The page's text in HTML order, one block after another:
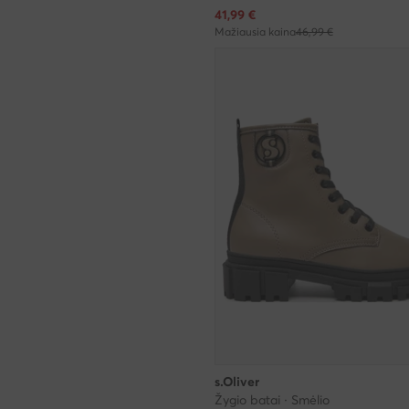
Dabartinė kaina
41,99 €
Mažiausia kaina46,99 €
s.Oliver
Žygio batai · Smėlio